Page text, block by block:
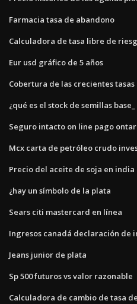
Farmacia tasa de abandono
Calculadora de tasa libre de
Eur usd gráfico de 5 años
Cobertura de las crecientes
¿qué es el stock de semillas base_
Seguro intacto on line pago
Mcx carta de petróleo crudo
Precio del aceite de soja en india
¿hay un símbolo de la plata
Sears citi mastercard en línea
Ingresos canadá declaración de
Jeans junior de plata
Sp 500 futuros vs valor razonable
Calculadora de cambio de tasa